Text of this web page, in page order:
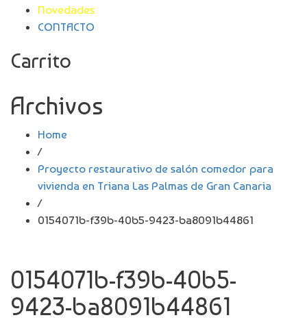
Novedades
CONTACTO
Carrito
Archivos
Home
/
Proyecto restaurativo de salón comedor para
vivienda en Triana Las Palmas de Gran Canaria
/
0154071b-f39b-40b5-9423-ba8091b44861
0154071b-f39b-40b5-
9423-ba8091b44861